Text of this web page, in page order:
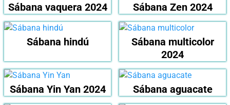
Sábana vaquera 2024 Sábana Zen 2024
Sábana hindú
Sábana multicolor
2024
Sábana Yin Yan 2024 Sábana aguacate